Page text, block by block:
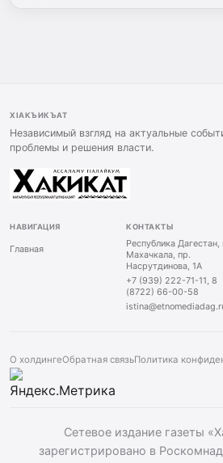
ХIАКЪИКЪАТ
Независимый взгляд на актуальные
проблемы и решения власти.
НАВИГАЦИЯ
Главная
КОНТАКТЫ
Республика Дагестан,
Махачкала, пр.
Насрутдинова, 1А
+7 (939) 222-71-11, 8
(8722) 66-00-58
О холдингеОбратная связьПолитика
Сетевое издание газеты
зарегистрировано в